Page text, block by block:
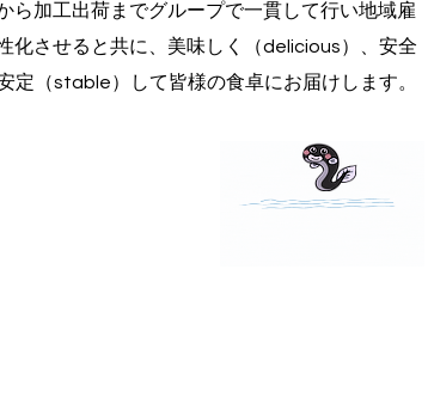
ら加工出荷までグループで一貫して行い地域雇
化させると共に、美味しく（delicious）、安全
定（stable）して皆様の食卓にお届けします。